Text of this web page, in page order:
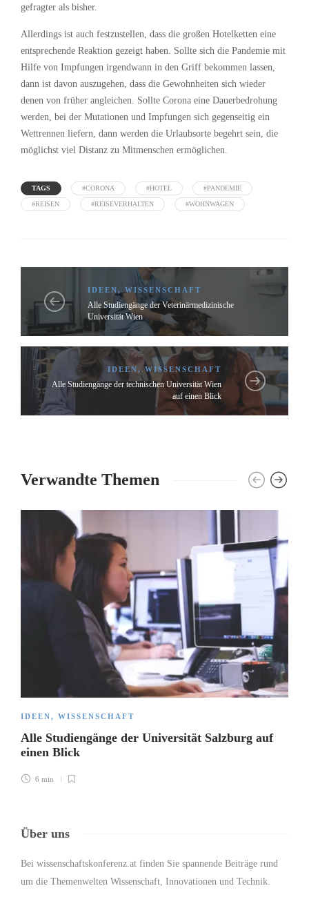
gefragter als bisher.
Allerdings ist auch festzustellen, dass die großen Hotelketten eine
entsprechende Reaktion gezeigt haben. Sollte sich die Pandemie mit
Hilfe von Impfungen irgendwann in den Griff bekommen lassen,
dann ist davon auszugehen, dass die Gewohnheiten sich wieder
denen von früher angleichen. Sollte Corona eine Dauerbedrohung
werden, bei der Mutationen und Impfungen sich gegenseitig ein
Wettrennen liefern, dann werden die Urlaubsorte begehrt sein, die
möglichst viel Distanz zu Mitmenschen ermöglichen.
TAGS #CORONA #HOTEL #PANDEMIE
#REISEN #REISEVERHALTEN #WOHNWAGEN
IDEEN, WISSENSCHAFT
Alle Studiengänge der Veterinärmedizinische
Universität Wien
IDEEN,WISSENSCHAFT
Alle Studiengänge der technischen Universität Wien
auf einen Blick
Verwandte Themen
IDEEN, WISSENSCHAFT
Alle Studiengänge der Universität Salzburg auf
einen Blick
6 min
Über uns
Bei wissenschaftskonferenz.at finden Sie spannende Beiträge rund
um die Themenwelten Wissenschaft, Innovationen und Technik.